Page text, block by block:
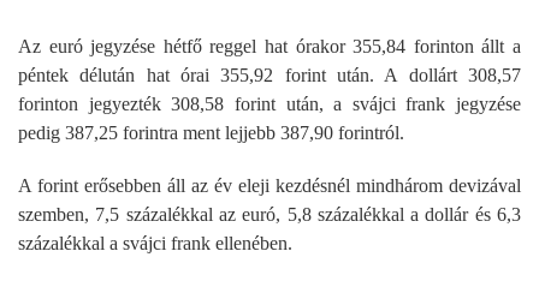
Az euró jegyzése hétfő reggel hat órakor 355,84 forinton állt a
péntek délután hat órai 355,92 forint után. A dollárt 308,57
forinton jegyezték 308,58 forint után, a svájci frank jegyzése
pedig 387,25 forintra ment lejjebb 387,90 forintról.
A forint erősebben áll az év eleji kezdésnél mindhárom devizával
szemben, 7,5 százalékkal az euró, 5,8 százalékkal a dollár és 6,3
százalékkal a svájci frank ellenében.